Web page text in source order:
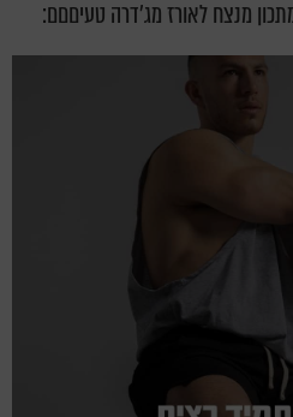
מנצח לאורז מג'דרה טעיםםם: